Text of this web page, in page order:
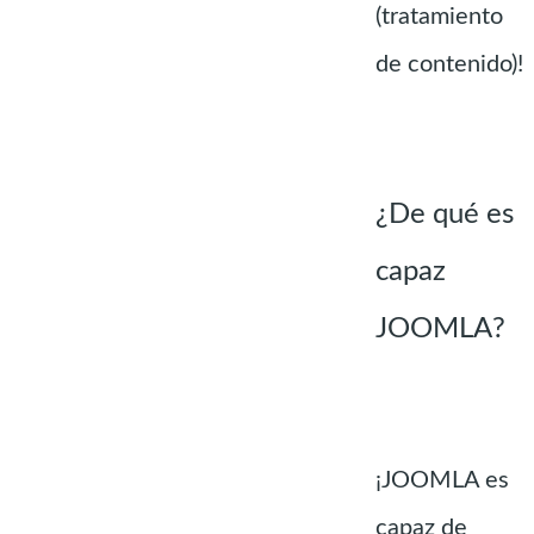
(tratamiento
de contenido)!
¿De qué es
capaz
JOOMLA?
¡JOOMLA es
capaz de